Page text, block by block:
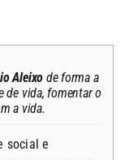
Aleixo de forma a
de vida, fomentar o
a vida.
social e